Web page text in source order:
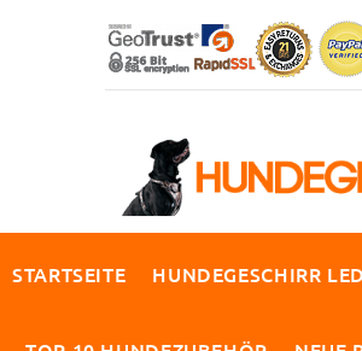
STARTSEITE HUNDEGESCHIRR